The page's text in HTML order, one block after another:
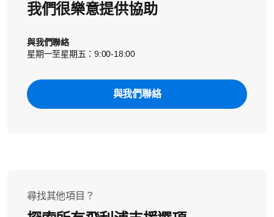
我們很樂意提供協助
與我們聯絡
星期一至星期五：9:00-18:00
與我們聯絡
尋找其他項目？